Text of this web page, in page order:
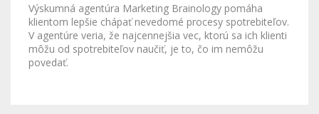
Výskumná agentúra Marketing Brainology pomáha
klientom lepšie chápať nevedomé procesy spotrebiteľov.
V agentúre veria, že najcennejšia vec, ktorú sa ich klienti
môžu od spotrebiteľov naučiť, je to, čo im nemôžu
povedať.